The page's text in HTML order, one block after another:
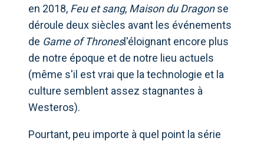
en 2018, Feu et sang, Maison du Dragonse
déroule deux siècles avant les événements
de Game of Thronesl'éloignant encore plus
de notre époque et de notre lieu actuels
(même s'il est vrai que la technologie et la
culture semblent assez stagnantes à
Westeros).
Pourtant, peu importe à quel point la série